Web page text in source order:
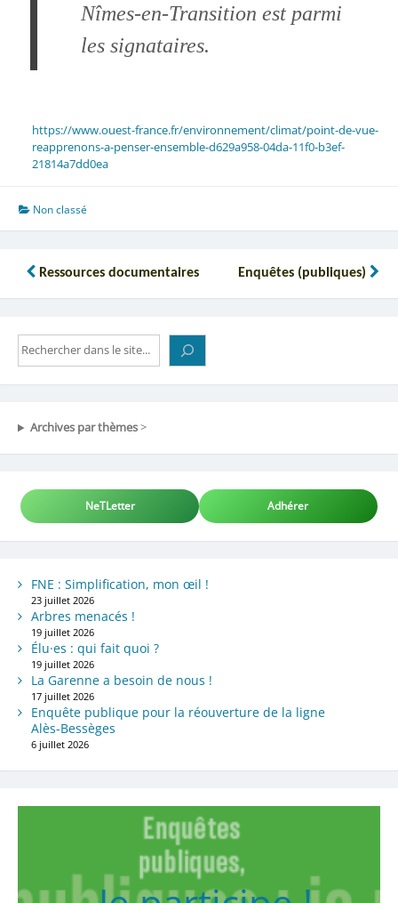
Nîmes-en-Transition est parmi
les signataires.
https://www.ouest-france.fr/environnement/climat/point-de-vue-
reapprenons-a-penser-ensemble-d629a958-04da-11f0-b3ef-
21814a7dd0ea
Non classé
Navigation
Ressources documentaires Enquêtes (publiques)
Rechercher
Archives par thèmes>
NeTLetter Adhérer
FNE : Simplification, mon œil !
23 juillet 2026
Arbres menacés !
19 juillet 2026
Élu·es : qui fait quoi ?
19 juillet 2026
La Garenne a besoin de nous !
17 juillet 2026
Enquête publique pour la réouverture de la ligne
Alès-Bessèges
6 juillet 2026